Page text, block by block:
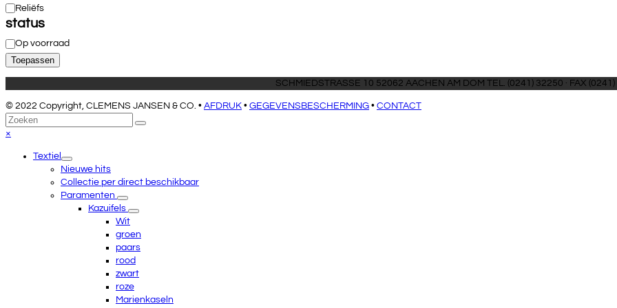
Reliëfs
status
Beschikbaarheid
Op voorraad
Toepassen
SCHMIEDSTRASSE 10 52062 AACHEN AM DOM TEL. (0241) 32250 · FAX
© 2022 Copyright, CLEMENS JANSEN & CO. • AFDRUK • GEGEVENSBESCHERMING • CONTACT
Terug
naar
Zoeken
Verzenden
×
menuTextiel
Nieuwe hits
Collectie per direct beschikbaar
Paramenten
Kazuifels
Wit
groen
paars
rood
zwart
roze
Marienkaseln